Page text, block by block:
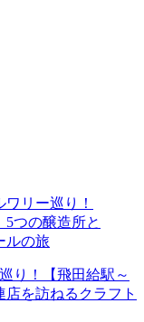
り！【飛田給駅～
を訪ねるクラフト